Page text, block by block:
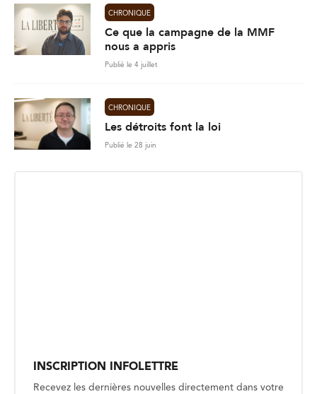
CHRONIQUE
Ce que la campagne de la MMF
nous a appris
Publié le 4 juillet
CHRONIQUE
Les détroits font la loi
Publié le 28 juin
l